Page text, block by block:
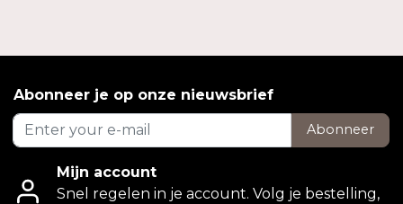
Abonneer je op onze nieuwsbrief
Abonneer
Mijn account
Snel regelen in je account. Volg je bestelling,